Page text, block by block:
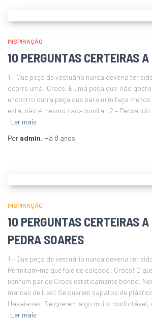
INSPIRAÇÃO
10 PERGUNTAS CERTEIRAS
1 – Que peça de vestuário nunca deveria ter
ocorre uma: Crocs. É uma peça que não
encontro outra peça que para mim faça
esta, não é mesmo nada bonita . 2 –
Ler mais
Por admin, Há 8 anos
INSPIRAÇÃO
10 PERGUNTAS CERTEIRAS
PEDRA SOARES
1 – Que peça de vestuário nunca deveria ter
Permitam-me que fale de calçado: Crocs! O
nenhum par de Crocs esteticamente bonito.
marcas de luxo! Se querem sapatos de
Havaianas. Se querem algo muito confortável,
Ler mais